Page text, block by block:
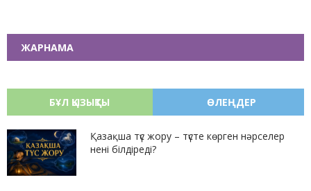
ЖАРНАМА
БҰЛ ҚЫЗЫҚТЫ ӨЛЕҢДЕР
Қазақша түс жору – түсте көрген нәрселер
нені білдіреді?